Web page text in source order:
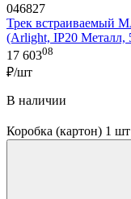
046827
Трек встраиваемый
(Arlight, IP20 Металл,
17 60308
₽/шт
В наличии
Коробка (картон) 1